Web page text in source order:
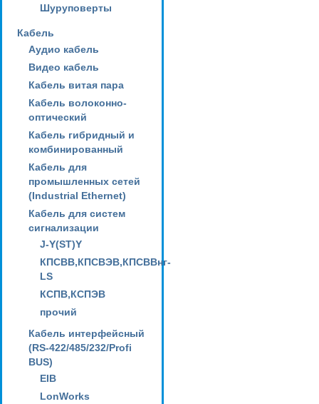
Шуруповерты
Кабель
Аудио кабель
Видео кабель
Кабель витая пара
Кабель волоконно-
оптический
Кабель гибридный и
комбинированный
Кабель для
промышленных сетей
(Industrial Ethernet)
Кабель для систем
сигнализации
J-Y(ST)Y
КПСВВ,КПСВЭВ,КПСВВнг-
LS
КСПВ,КСПЭВ
прочий
Кабель интерфейсный
(RS-422/485/232/Profi
BUS)
EIB
LonWorks